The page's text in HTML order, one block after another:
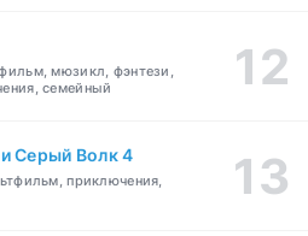
мюзикл, фэнтези,
семейный
Серый Волк 4
приключения,